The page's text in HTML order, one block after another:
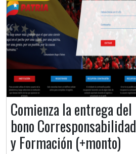
Comienza la entrega del
bono Corresponsabilidad
y Formación (+monto)